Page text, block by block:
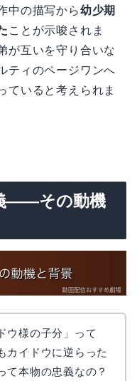
中の描写から幼少期
ことが示唆されま
が互いを守り合いな
ティのページワンへ
ていると考えられま
——その動機
ウ様の子分」って
カイドウに逆らった
て本物の忠義なの？